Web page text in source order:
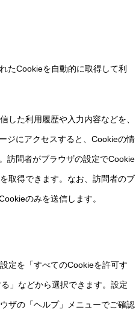
たCookieを自動的に取得して利
した利用履歴や入力内容などを、
ジにアクセスすると、Cookieの情
訪問者がブラウザの設定でCookie
取得できます。なお、訪問者のブ
のみを送信します。
定を「すべてのCookieを許可す
」などから選択できます。設定
ザの「ヘルプ」メニューでご確認